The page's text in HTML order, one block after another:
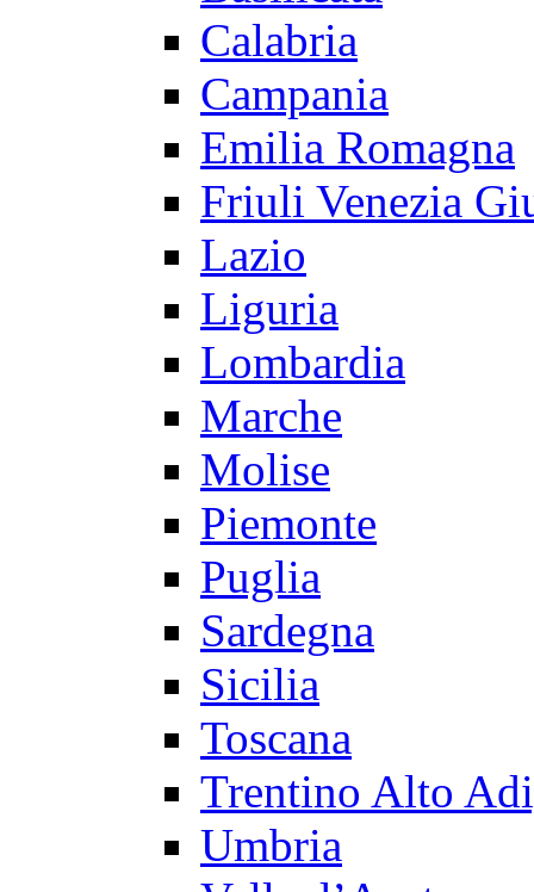
Calabria
Campania
Emilia Romagna
Friuli Venezia
Lazio
Liguria
Lombardia
Marche
Molise
Piemonte
Puglia
Sardegna
Sicilia
Toscana
Trentino Alto
Umbria